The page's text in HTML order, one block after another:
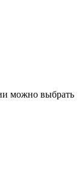
можно выбрать